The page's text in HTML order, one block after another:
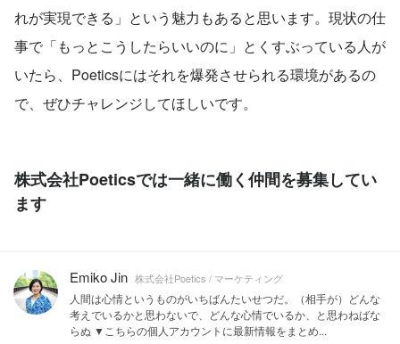
れが実現できる」という魅力もあると思います。現状の仕
事で「もっとこうしたらいいのに」とくすぶっている人が
いたら、Poeticsにはそれを爆発させられる環境があるの
で、ぜひチャレンジしてほしいです。
株式会社Poeticsでは一緒に働く仲間を募集してい
ます
Emiko Jin 株式会社Poetics / マーケティング
人間は心情というものがいちばんたいせつだ。（相手が）どんな
考えでいるかと思わないで、どんな心情でいるか、と思わねばな
らぬ ▼こちらの個人アカウントに最新情報をまとめ...